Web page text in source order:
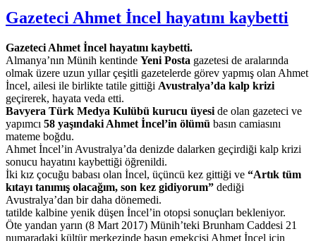
Gazeteci Ahmet İncel hayatını kaybetti
Gazeteci Ahmet İncel hayatını kaybetti.
Almanya’nın Münih kentinde Yeni Posta gazetesi de aralarında
olmak üzere uzun yıllar çeşitli gazetelerde görev yapmış olan Ahmet
İncel, ailesi ile birlikte tatile gittiği Avustralya’da kalp krizi
geçirerek, hayata veda etti.
Bavyera Türk Medya Kulübü kurucu üyesi de olan gazeteci ve
yapımcı 58 yaşındaki Ahmet İncel’in ölümü basın camiasını
mateme boğdu.
Ahmet İncel’in Avustralya’da denizde dalarken geçirdiği kalp krizi
sonucu hayatını kaybettiği öğrenildi.
İki kız çocuğu babası olan İncel, üçüncü kez gittiği ve “Artık tüm
kıtayı tanımış olacağım, son kez gidiyorum” dediği
Avustralya’dan bir daha dönemedi.
tatilde kalbine yenik düşen İncel’in otopsi sonuçları bekleniyor.
Öte yandan yarın (8 Mart 2017) Münih’teki Brunham Caddesi 21
numaradaki kültür merkezinde basın emekçisi Ahmet İncel için